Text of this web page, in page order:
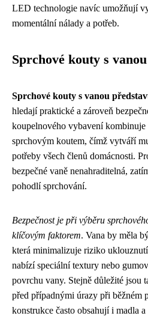
LED technologie navíc umožňují
momentální nálady a potřeb.
Sprchové kouty s
Sprchové kouty s vanou
hledají praktické a zároveň
koupelnového vybavení
sprchovým koutem, čímž vytváří
potřeby všech členů domácnosti.
bezpečné vaně nenahraditelná,
pohodlí sprchování.
Bezpečnost je při výběru
klíčovým faktorem. Vana by měla
která minimalizuje riziko
nabízí speciální textury nebo
povrchu vany. Stejně důležité jsou
před případnými úrazy při běžném
konstrukce často obsahují i madla